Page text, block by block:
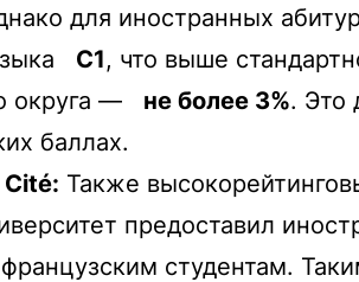
для иностранных
C1, что выше
округа — не более 3%. Это
баллах.
Также
предоставил
студентам.